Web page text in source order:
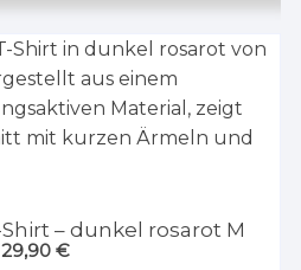
SANTA Ladie´s T-Shirt – dunkel rosarot M
29,90 €